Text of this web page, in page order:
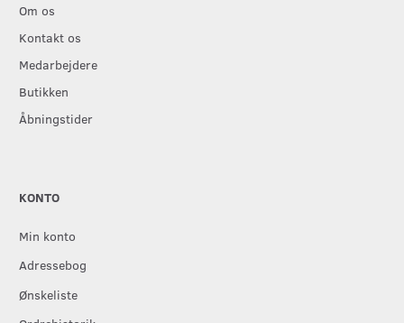
Om os
Kontakt os
Medarbejdere
Butikken
Åbningstider
KONTO
Min konto
Adressebog
Ønskeliste